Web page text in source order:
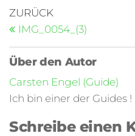
ZURÜCK
IMG_0054_(3)
Über den Autor
Carsten Engel (Guide)
Ich bin einer der Guides !
Schreibe einen